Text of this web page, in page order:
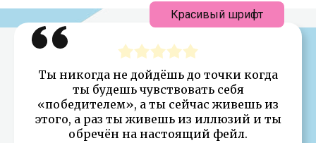
Ты никогда не дойдёшь до точки когда
ты будешь чувствовать себя
«победителем», а ты сейчас живешь из
этого, а раз ты живешь из иллюзий и ты
обречён на настоящий фейл.
Красивый шрифт